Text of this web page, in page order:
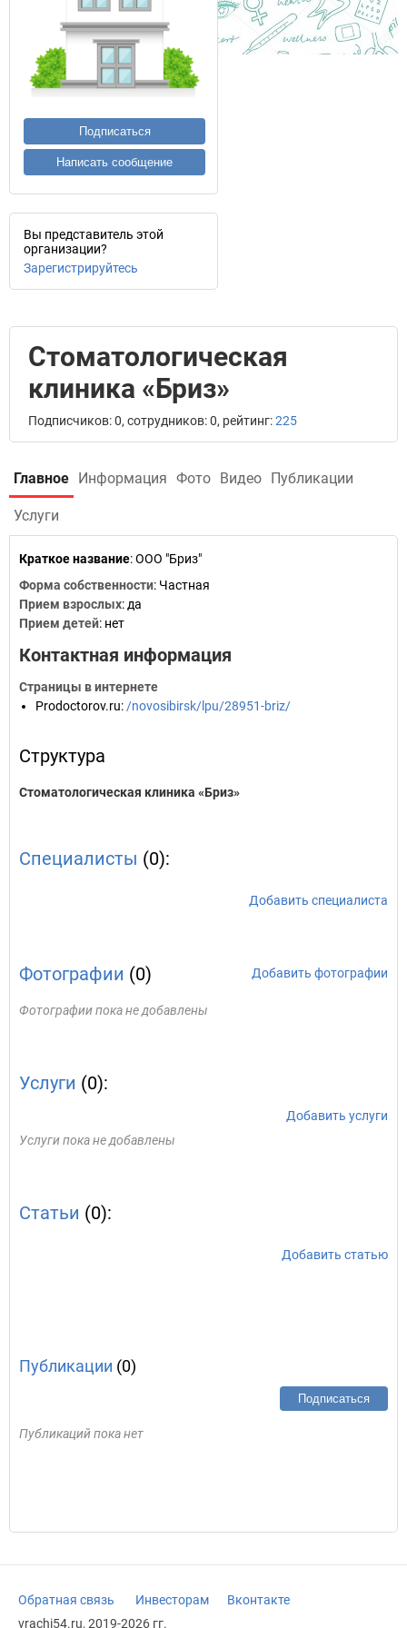
Подписаться
Написать сообщение
Вы представитель этой
организации?
Зарегистрируйтесь
Стоматологическая
клиника «Бриз»
Подписчиков: 0, сотрудников: 0, рейтинг:225
Главное Информация Фото Видео Публикации
Услуги
Краткое название:ООО "Бриз"
Форма собственности: Частная
Прием взрослых: да
Прием детей: нет
Контактная информация
Страницы в интернете
Prodoctorov.ru: /novosibirsk/lpu/28951-briz/
Структура
Стоматологическая клиника «Бриз»
Специалисты (0):
Добавить специалиста
Фотографии (0) Добавить фотографии
Фотографии пока не добавлены
Услуги (0):
Добавить услуги
Услуги пока не добавлены
Статьи (0):
Добавить статью
Публикации (0)
Подписаться
Публикаций пока нет
Обратная связь Инвесторам
Вконтакте
vrachi54.ru, 2019-2026 гг.